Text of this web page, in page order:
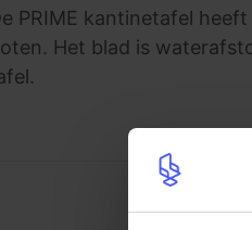
PRIME kantinetafel
Het blad is